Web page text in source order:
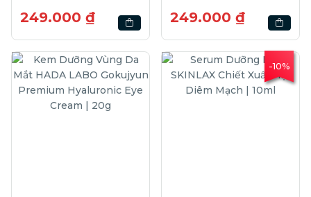
249.000 ₫ 249.000 ₫
-10%